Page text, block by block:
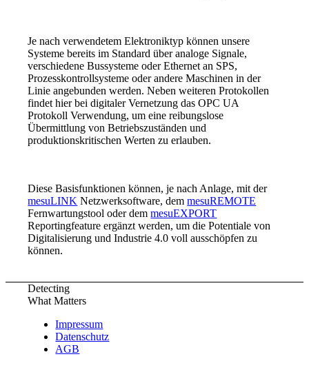
Je nach verwendetem Elektroniktyp können unsere
Systeme bereits im Standard über analoge Signale,
verschiedene Bussysteme oder Ethernet an SPS,
Prozesskontrollsysteme oder andere Maschinen in der
Linie angebunden werden. Neben weiteren Protokollen
findet hier bei digitaler Vernetzung das OPC UA
Protokoll Verwendung, um eine reibungslose
Übermittlung von Betriebszuständen und
produktionskritischen Werten zu erlauben.
Diese Basisfunktionen können, je nach Anlage, mit der
mesuLINK Netzwerksoftware, demmesuREMOTE
Fernwartungstool oder demmesuEXPORT
Reportingfeature ergänzt werden, um die Potentiale von
Digitalisierung und Industrie 4.0 voll ausschöpfen zu
können.
Detecting
What Matters
Impressum
Datenschutz
AGB